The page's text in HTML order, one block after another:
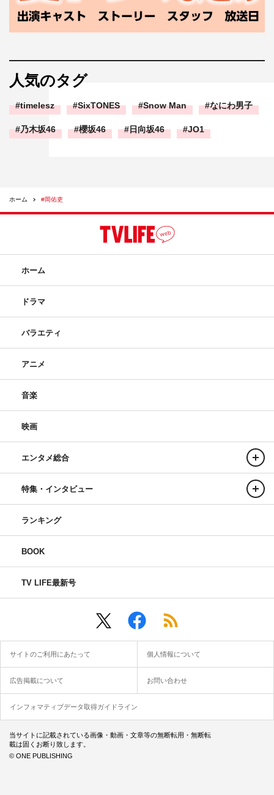
人気のタグ
timelesz SixTONES Snow Man なにわ男子
乃木坂46 櫻坂46 日向坂46 JO1
ホーム #岡佑吏
ホーム
ドラマ
バラエティ
アニメ
音楽
映画
エンタメ総合
特集・インタビュー
ランキング
BOOK
TV LIFE最新号
サイトのご利用にあたって 個人情報について
広告掲載について お問い合わせ
インフォマティブデータ取得ガイドライン
当サイトに記載されている画像・動画・文章等の無断転用・無断転
載は固くお断り致します。
© ONE PUBLISHING